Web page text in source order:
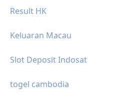
Result HK
Keluaran Macau
Slot Deposit Indosat
togel cambodia